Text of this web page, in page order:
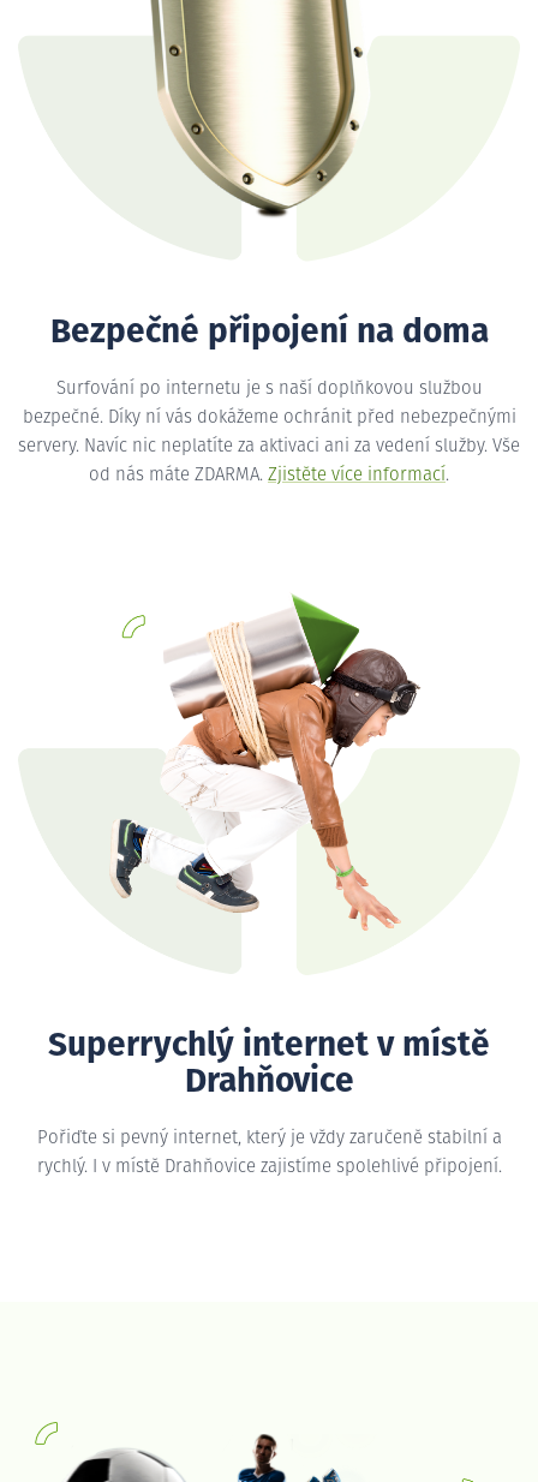
Bezpečné připojení na doma
Surfování po internetu je s naší doplňkovou službou
bezpečné. Díky ní vás dokážeme ochránit před nebezpečnými
servery. Navíc nic neplatíte za aktivaci ani za vedení služby. Vše
od nás máte ZDARMA. Zjistěte více informací.
Superrychlý internet v místě
Drahňovice
Pořiďte si pevný internet, který je vždy zaručeně stabilní a
rychlý. I v místě Drahňovice zajistíme spolehlivé připojení.